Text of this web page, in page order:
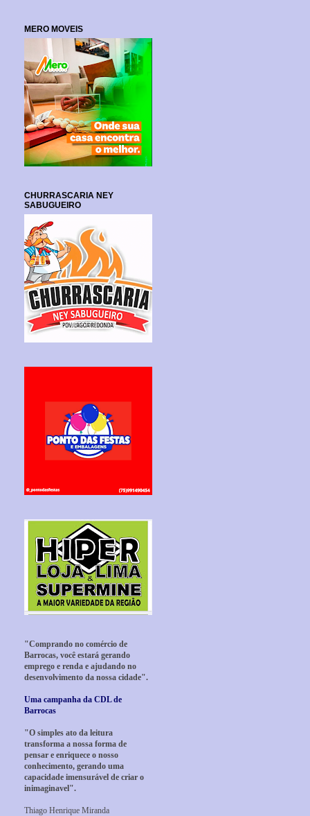
MERO MOVEIS
CHURRASCARIA NEY
SABUGUEIRO
"Comprando no comércio de
Barrocas, você estará gerando
emprego e renda e ajudando no
desenvolvimento da nossa cidade".
Uma campanha da CDL de
Barrocas
"O simples ato da leitura
transforma a nossa forma de
pensar e enriquece o nosso
conhecimento, gerando uma
capacidade imensurável de criar o
inimaginavel".
Thiago Henrique Miranda